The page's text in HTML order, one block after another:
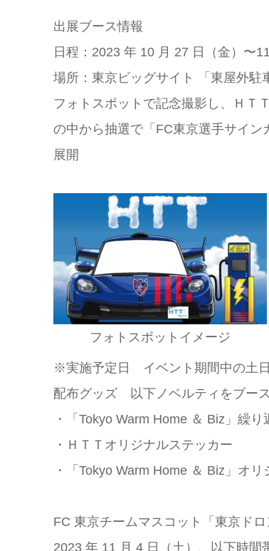
出展ブース情報
日程：2023 年 10 ⽉ 27 ⽇（⾦）〜
場所：東京ビッグサイト 「東屋外
フォトスポットで記念撮影し、ＨＴ
の中から抽選で「FC東京選⼿サイ
展開
フォトスポットイメージ
※実施予定⽇ イベント期間中の⼟⽇
配布グッズ 以下ノベルティをブー
・「Tokyo Warm Home ＆ Biz」繰
・ＨＴＴオリジナルステッカー
・「Tokyo Warm Home ＆ Biz」オ
FC 東京チームマスコット「東京ド
2023 年 11 ⽉ 4 ⽇（⼟）、以下時